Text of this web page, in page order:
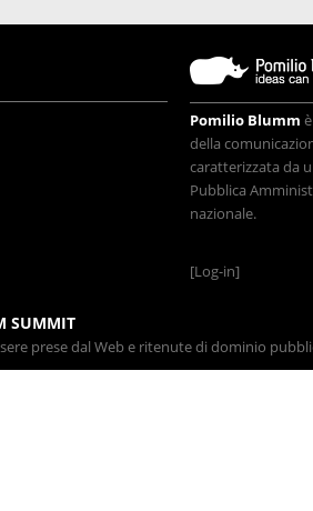
Pomilio Blumm
della
caratterizzata da
Pubblica
nazionale.
[Log-in]
SUMMIT
prese dal Web e ritenute di dominio